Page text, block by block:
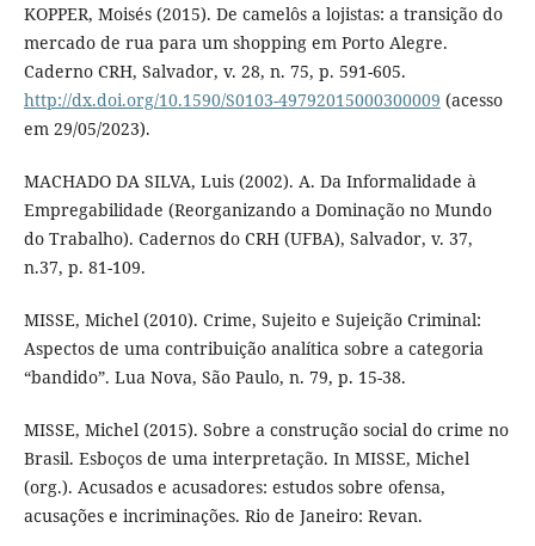
KOPPER, Moisés (2015). De camelôs a lojistas: a transição do
mercado de rua para um shopping em Porto Alegre.
Caderno CRH, Salvador, v. 28, n. 75, p. 591-605.
http://dx.doi.org/10.1590/S0103-49792015000300009 (acesso
em 29/05/2023).
MACHADO DA SILVA, Luis (2002). A. Da Informalidade à
Empregabilidade (Reorganizando a Dominação no Mundo
do Trabalho). Cadernos do CRH (UFBA), Salvador, v. 37,
n.37, p. 81-109.
MISSE, Michel (2010). Crime, Sujeito e Sujeição Criminal:
Aspectos de uma contribuição analítica sobre a categoria
“bandido”. Lua Nova, São Paulo, n. 79, p. 15-38.
MISSE, Michel (2015). Sobre a construção social do crime no
Brasil. Esboços de uma interpretação. In MISSE, Michel
(org.). Acusados e acusadores: estudos sobre ofensa,
acusações e incriminações. Rio de Janeiro: Revan.